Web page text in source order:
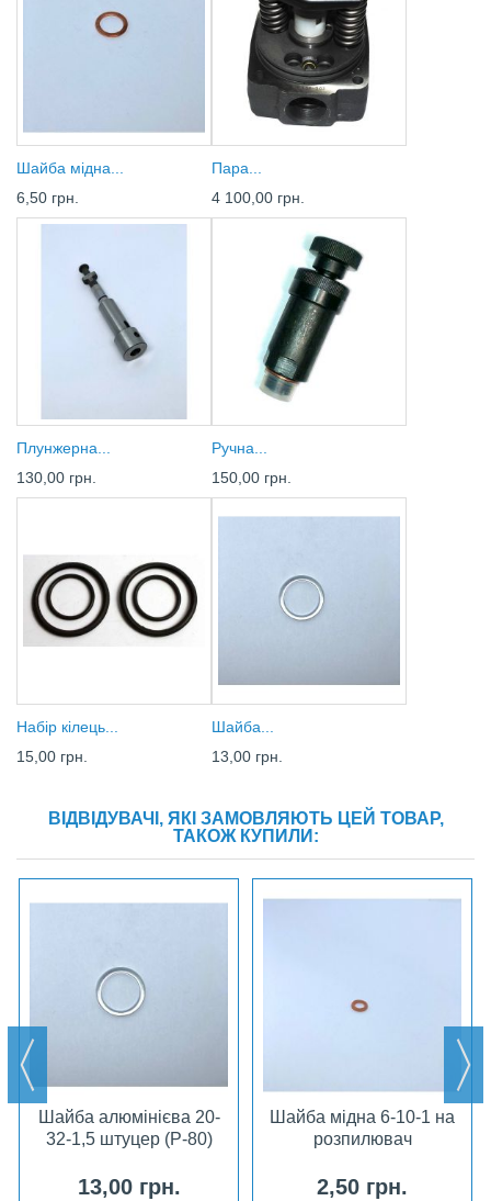
Шайба мідна...
6,50 грн.
Пара...
4 100,00 грн.
Плунжерна...
130,00 грн.
Ручна...
150,00 грн.
Набір кілець...
15,00 грн.
Шайба...
13,00 грн.
ВІДВІДУВАЧІ, ЯКІ ЗАМОВЛЯЮТЬ ЦЕЙ ТОВАР,
ТАКОЖ КУПИЛИ:
Шайба алюмінієва 20-
32-1,5 штуцер (Р-80)
13,00 грн.
Шайба мідна 6-10-1 на
розпилювач
2,50 грн.